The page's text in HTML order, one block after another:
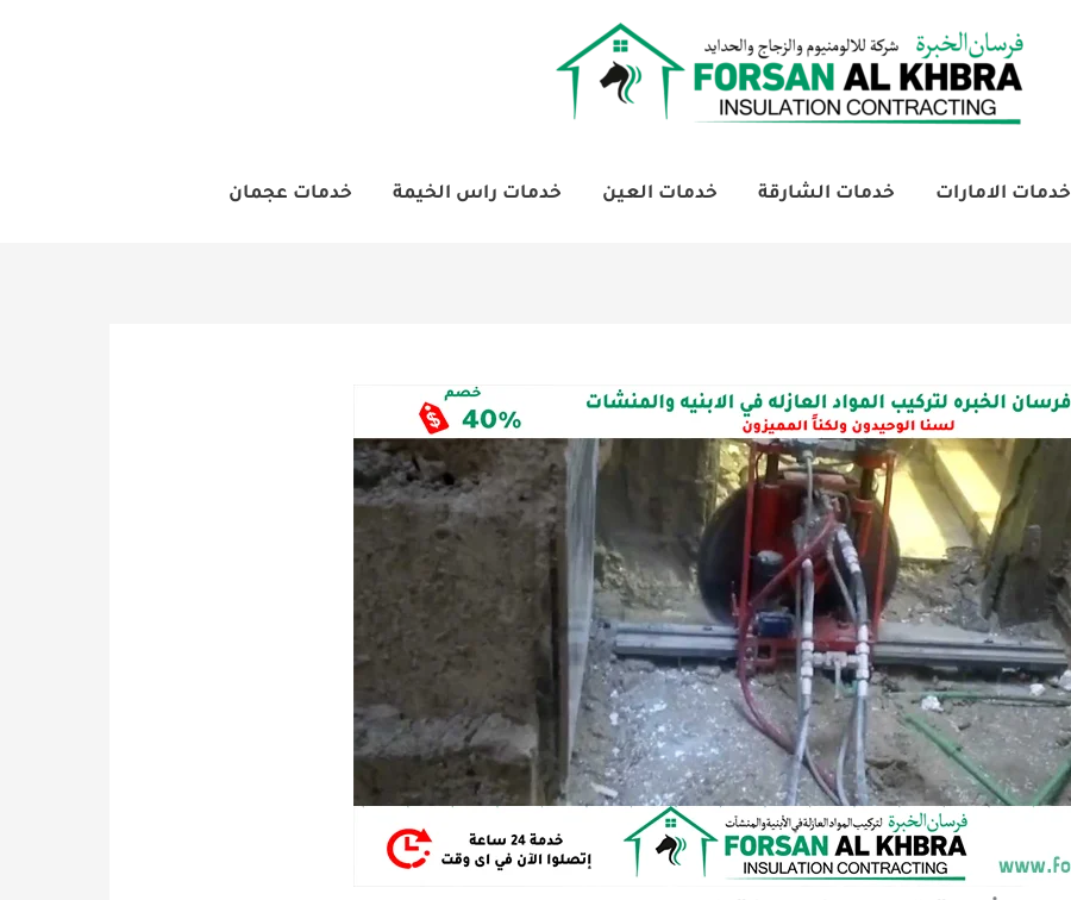
خدمات الامارات خدمات الشارقة خدمات العين خدمات راس الخيمة خدمات عجمان